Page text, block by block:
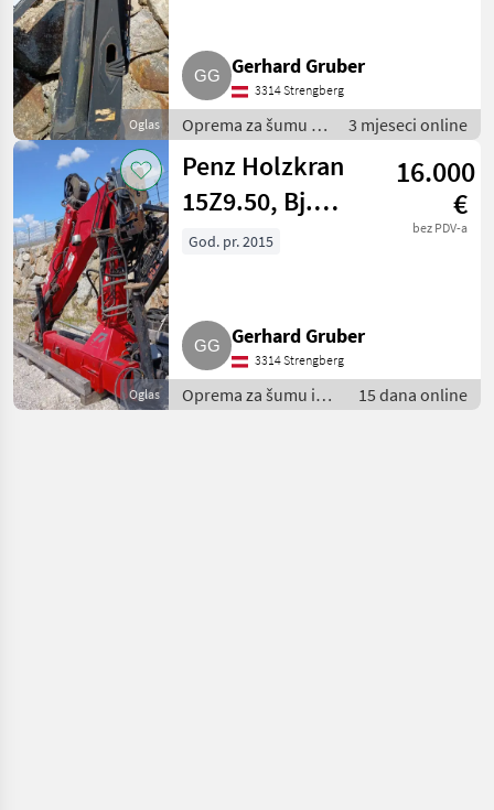
Oglas
Gerhard Gruber
3314 Strengberg
Oprema za šumu i
obradu drveta /
Šumarske dizalice
3 mjeseci online
Oglas
Penz Holzkran
15Z9.50, Bj.
2015, mit
16.000
€
bez PDV-a
God. pr. 2015
Gerhard Gruber
3314 Strengberg
Oprema za šumu i
obradu drveta /
15 dana online